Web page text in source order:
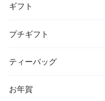
ギフト
プチギフト
ティーバッグ
お年賀